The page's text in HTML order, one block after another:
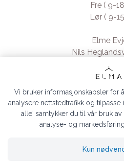
Fre ( 9-
Lør ( 9-
Elme
Nils
4735 Evje,
- Org. nr.
Vi bruker informasjonskapsler for
analysere nettstedtrafikk og tilpasse
alle' samtykker du til vår bruk
analyse- og
Kun